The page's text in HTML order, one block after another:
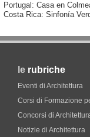
Portugal: Casa en
Costa Rica: Sinfonía
le rubriche
Eventi di Architettura
Corsi di Formazione
Concorsi di
Notizie di Architettura